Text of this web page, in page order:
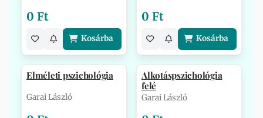
0 Ft
Kosárba
0 Ft
Kosárba
Elméleti pszichológia
Garai László
Alkotáspszichológia
felé
Garai László